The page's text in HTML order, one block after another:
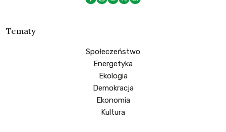
Tematy
Społeczeństwo
Energetyka
Ekologia
Demokracja
Ekonomia
Kultura